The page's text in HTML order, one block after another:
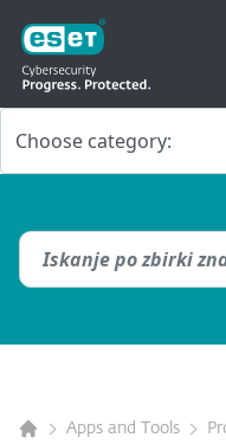
Apps and Tools